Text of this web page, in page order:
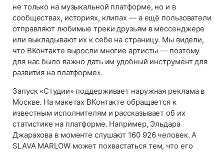
не только на музыкальной платформе, но и в
сообществах, историях, клипах — а ещё пользователи
отправляют любимые треки друзьям в мессенджере
или выкладывают их к себе на страницу. Мы видели,
что ВКонтакте выросли многие артисты — поэтому
для нас было важно дать им удобный инструмент для
развития на платформе».
Запуск «Студии» поддерживает наружная реклама в
Москве. На макетах ВКонтакте обращается к
известным исполнителям и рассказывает об их
статистике на платформе. Например, Эльдара
Джарахова в моменте слушают 160 926 человек. А
SLAVA MARLOW может похвастаться тем, что его